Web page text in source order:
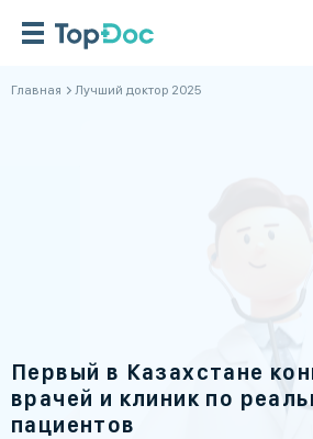
Главная Лучший доктор 2025
Первый в Казахстане
врачей и клиник по
пациентов